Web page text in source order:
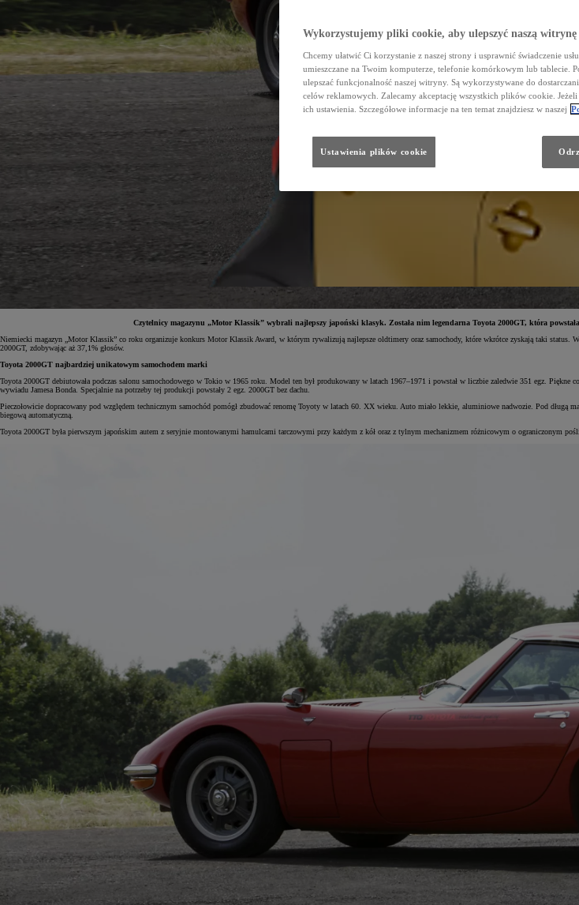
Czytelnicy magazynu „Motor Klassik” wybrali najlepszy japoński klasyk. Została nim legendarna Toyota 2000GT, która
Niemiecki magazyn „Motor Klassik” co roku organizuje konkurs Motor Klassik Award, w którym rywalizują najlepsze oldtimery oraz samochody, które wkrótce zyskają taki
2000GT, zdobywając aż 37,1% głosów.
Toyota 2000GT najbardziej unikatowym samochodem marki
Toyota 2000GT debiutowała podczas salonu samochodowego w Tokio w 1965 roku. Model ten był produkowany w latach 1967–1971 i powstał w liczbie zaledwie 351 egz.
wywiadu Jamesa Bonda. Specjalnie na potrzeby tej produkcji powstały 2 egz. 2000GT bez dachu.
Pieczołowicie dopracowany pod względem technicznym samochód pomógł zbudować renomę Toyoty w latach 60. XX wieku. Auto miało lekkie, aluminiowe nadwozie. Pod
biegową automatyczną.
Toyota 2000GT była pierwszym japońskim autem z seryjnie montowanymi hamulcami tarczowymi przy każdym z kół oraz z tylnym mechanizmem różnicowym o ograniczonym
Wykorzystujemy pliki cookie, aby ulepszyć naszą witrynę
Chcemy ułatwić Ci korzystanie z naszej strony i usprawnić świadczenie
umieszczane na Twoim komputerze, telefonie komórkowym lub tablecie.
ulepszać funkcjonalność naszej witryny. Są wykorzystywane do
celów reklamowych. Zalecamy akceptację wszystkich plików cookie.
ich ustawienia. Szczegółowe informacje na ten temat znajdziesz w naszej
Ustawienia plików cookie